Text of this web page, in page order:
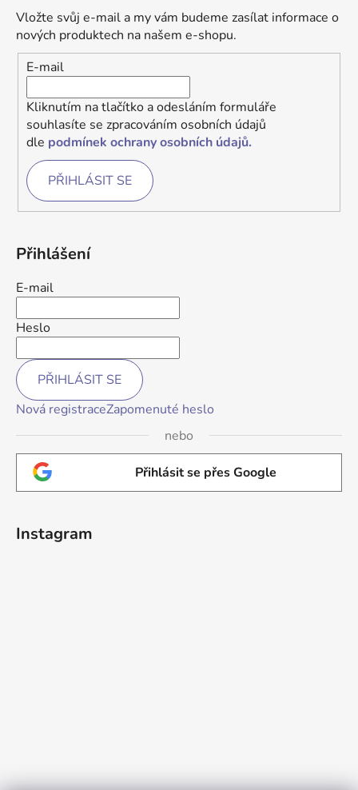
Vložte svůj e-mail a my vám budeme zasílat informace o
nových produktech na našem e-shopu.
E-mail
Kliknutím na tlačítko a odesláním formuláře
souhlasíte se zpracováním osobních údajů
dle podmínek ochrany osobních údajů.
PŘIHLÁSIT SE
Přihlášení
E-mail
Heslo
PŘIHLÁSIT SE
Nová registraceZapomenuté heslo
nebo
Přihlásit se přes Google
Instagram